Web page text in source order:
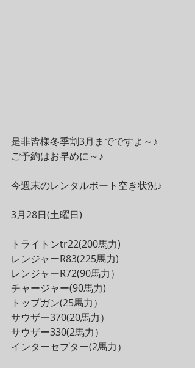
是非皆様冬季割3月までですよ～♪
ご予約はお早めに～♪
今週末のレンタルボート空き状況♪
3月28日(土曜日)
トライトンtr22(200馬力)
レンジャーR83(225馬力)
レンジャーR72(90馬力）
チャージャー(90馬力)
トップガン(25馬力）
サウザー370(20馬力）
サウザー330(2馬力）
インターセプター(2馬力）